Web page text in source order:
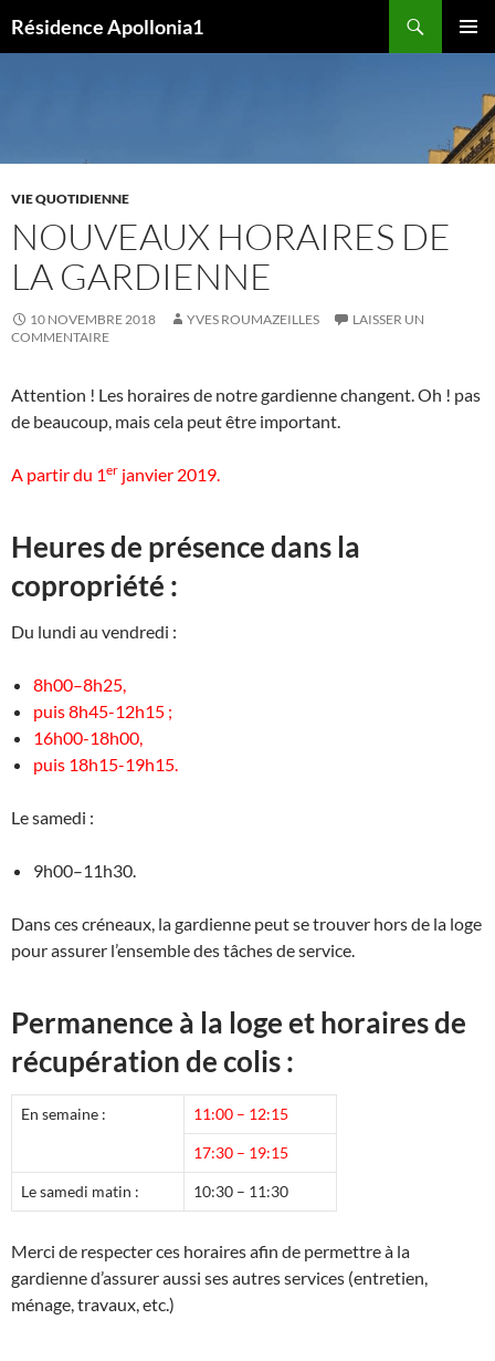
auRésidence Apollonia1
VIE QUOTIDIENNE
NOUVEAUX HORAIRES DE
LA GARDIENNE
10 NOVEMBRE 2018 YVES ROUMAZEILLES
LAISSER UN
COMMENTAIRE
Attention ! Les horaires de notre gardienne changent. Oh ! pas
de beaucoup, mais cela peut être important.
A partir du 1er janvier 2019.
Heures de présence dans la
copropriété :
Du lundi au vendredi :
8h00–8h25,
puis 8h45-12h15 ;
16h00-18h00,
puis 18h15-19h15.
Le samedi :
9h00–11h30.
Dans ces créneaux, la gardienne peut se trouver hors de la loge
pour assurer l’ensemble des tâches de service.
Permanence à la loge et horaires de
récupération de colis :
En semaine : 11:00 – 12:15
17:30 – 19:15
Le samedi matin : 10:30 – 11:30
Merci de respecter ces horaires afin de permettre à la
gardienne d’assurer aussi ses autres services (entretien,
ménage, travaux, etc.)